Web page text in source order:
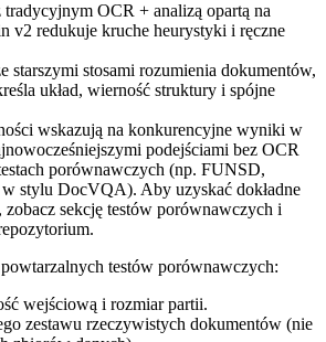
OCR + analizą opartą na
v2 redukuje kruche heurystyki i ręczne
starszymi stosami rozumienia dokumentów,
układ, wierność struktury i spójne
wskazują na konkurencyjne wyniki w
podejściami bez OCR
porównawczych (np. FUNSD,
stylu DocVQA). Aby uzyskać dokładne
sekcję testów porównawczych i
testów porównawczych:
wejściową i rozmiar partii.
zestawu rzeczywistych dokumentów (nie